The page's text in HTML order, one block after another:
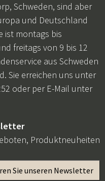
Schweden, sind aber
und Deutschland
ist montags bis
freitags von 9 bis 12
aus Schweden
Sie erreichen uns unter
oder per E-Mail unter
Produktneuheiten